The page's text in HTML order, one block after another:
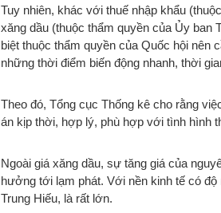
Tuy nhiên, khác với thuế nhập khẩu
xăng dầu (thuộc thẩm quyền của Ủy ban
biệt thuộc thẩm quyền của Quốc hội nên
những thời điểm biến động nhanh, thời
Theo đó, Tổng cục Thống kê cho rằng
án kịp thời, hợp lý, phù hợp với tình hình
Ngoài giá xăng dầu, sự tăng giá của
hưởng tới lạm phát. Với nền kinh tế có
Trung Hiếu, là rất lớn.